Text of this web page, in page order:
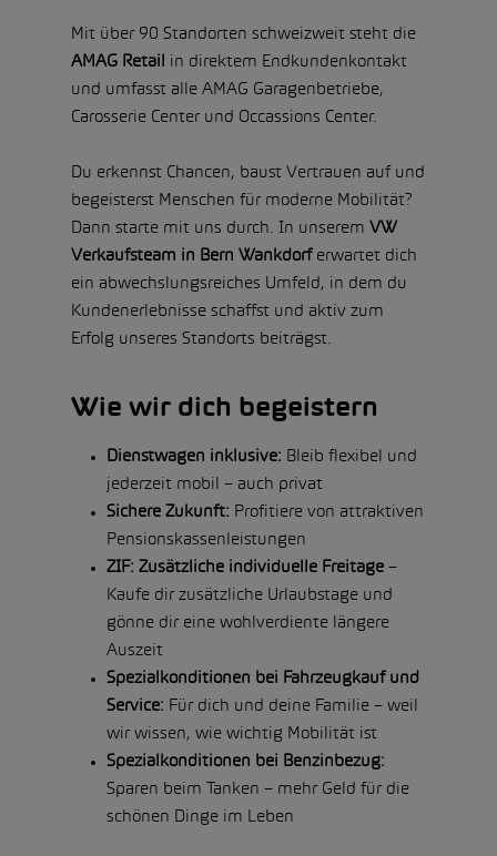
Mit über 90 Standorten schweizweit steht die
AMAG Retail in direktem Endkundenkontakt
und umfasst alle AMAG Garagenbetriebe,
Carosserie Center und Occassions Center.
Du erkennst Chancen, baust Vertrauen auf und
begeisterst Menschen für moderne Mobilität?
Dann starte mit uns durch. In unserem VW
Verkaufsteam in Bern Wankdorferwartet dich
ein abwechslungsreiches Umfeld, in dem du
Kundenerlebnisse schaffst und aktiv zum
Erfolg unseres Standorts beiträgst.
Wie wir dich begeistern
Dienstwagen inklusive: Bleib flexibel und
jederzeit mobil – auch privat
Sichere Zukunft: Profitiere von attraktiven
Pensionskassenleistungen
ZIF: Zusätzliche individuelle Freitage –
Kaufe dir zusätzliche Urlaubstage und
gönne dir eine wohlverdiente längere
Auszeit
Spezialkonditionen bei Fahrzeugkauf und
Service: Für dich und deine Familie – weil
wir wissen, wie wichtig Mobilität ist
Spezialkonditionen bei Benzinbezug:
Sparen beim Tanken – mehr Geld für die
schönen Dinge im Leben